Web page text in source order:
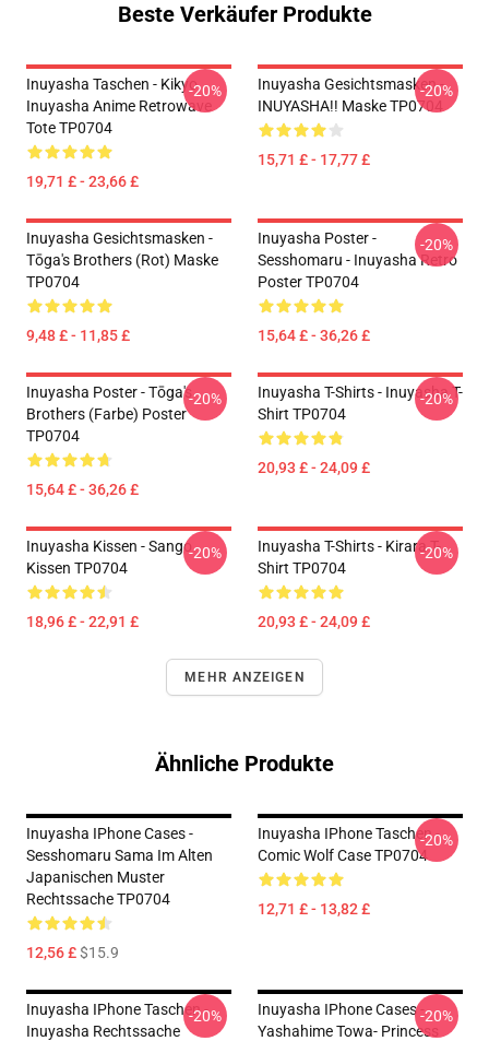
Beste Verkäufer Produkte
Inuyasha Taschen - Kikyo
Inuyasha Anime Retrowave
Tote TP0704
19,71 £ - 23,66 £
-20%
Inuyasha Gesichtsmasken -
INUYASHA!! Maske TP0704
15,71 £ - 17,77 £
-20%
Inuyasha Gesichtsmasken -
Tōga's Brothers (rot) Maske
TP0704
9,48 £ - 11,85 £
Inuyasha Poster -
Sesshomaru - Inuyasha Retro
Poster TP0704
15,64 £ - 36,26 £
-20%
Inuyasha Poster - Tōga's
Brothers (Farbe) Poster
TP0704
15,64 £ - 36,26 £
-20%
Inuyasha T-Shirts - Inuyasha T-
Shirt TP0704
20,93 £ - 24,09 £
-20%
Inuyasha Kissen - Sango
Kissen TP0704
18,96 £ - 22,91 £
-20%
Inuyasha T-Shirts - Kirara T-
Shirt TP0704
20,93 £ - 24,09 £
-20%
MEHR ANZEIGEN
Ähnliche Produkte
Inuyasha IPhone Cases -
Sesshomaru Sama Im Alten
Japanischen Muster
Rechtssache TP0704
12,56 £$15.9
Inuyasha IPhone Taschen -
Comic Wolf Case TP0704
12,71 £ - 13,82 £
-20%
Inuyasha IPhone Taschen -
Inuyasha Rechtssache
-20%
Inuyasha IPhone Cases -
Yashahime Towa- Princess
-20%